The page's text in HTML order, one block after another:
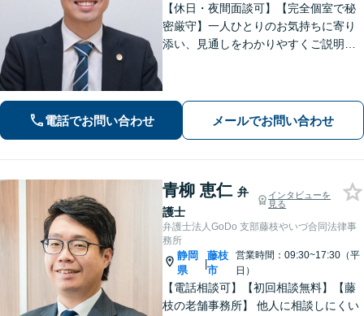
【休日・夜間面談可】【完全個室で秘
密厳守】一人ひとりのお気持ちに寄り
添い、見通しをわかりやすくご説明。
電話でお問い合わせ メールでお問い合わせ
青柳 恵仁 弁
護士
インタビューを
見る
弁護士法人GoDo 支部藤枝やいづ合同法律事
務所
静岡
県
|
藤枝
市
営業時間：09:30~17:30（平
日）
【電話相談可】【初回相談無料】【藤
枝の老舗事務所】 他人に相談しにくい